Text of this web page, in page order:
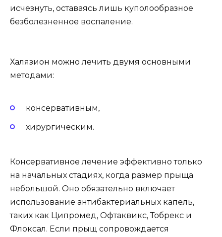
исчезнуть, оставаясь лишь куполообразное
безболезненное воспаление.
Халязион можно лечить двумя основными
методами:
консервативным,
хирургическим.
Консервативное лечение эффективно только
на начальных стадиях, когда размер прыща
небольшой. Оно обязательно включает
использование антибактериальных капель,
таких как Ципромед, Офтаквикс, Тобрекс и
Флоксал. Если прыщ сопровождается